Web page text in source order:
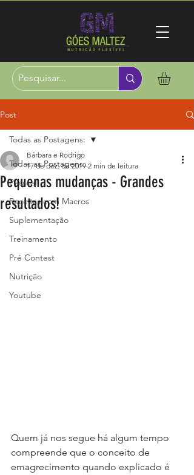
Post
Todas as Postagens:
Pessoal
Receitas com Macros
Suplementação
Treinamento
Pré Contest
Nutrição
Youtube
Todas as Postagens:
Pequenas mudanças - Grandes
resultados!
Bárbara e Rodrigo
17 de dez. de 2019 2 min de leitura
Quem já nos segue há algum tempo
compreende que o conceito de
emagrecimento quando explicado é